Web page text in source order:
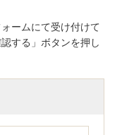
ームにて受け付けて
する」ボタンを押し